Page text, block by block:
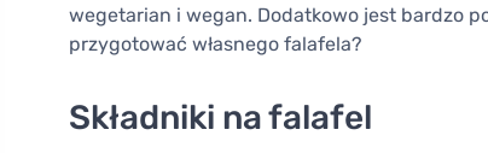
wegetarian i wegan. Dodatkowo jest bardzo
przygotować własnego falafela?
Składniki na falafel